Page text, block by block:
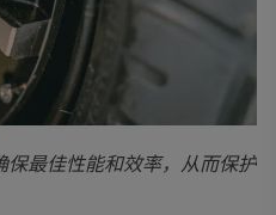
最佳性能和效率，从而保护